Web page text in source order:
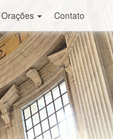
Orações Contato